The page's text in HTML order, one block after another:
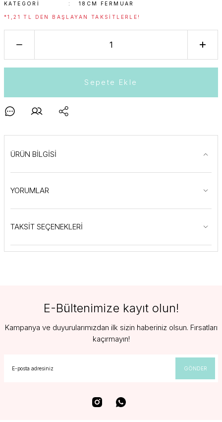
KATEGORI 18CM FERMUAR
*1,21 TL DEN BAŞLAYAN TAKSITLERLE!
Sepete Ekle
ÜRÜN BİLGİSİ
YORUMLAR
TAKSİT SEÇENEKLERİ
E-Bültenimize kayıt olun!
Kampanya ve duyurularımızdan ilk sizin haberiniz olsun. Fırsatları
kaçırmayın!
GÖNDER